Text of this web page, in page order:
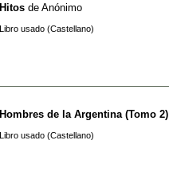
Hitos de Anónimo
Libro usado (Castellano)
Hombres de la Argentina (Tomo 2)
Libro usado (Castellano)